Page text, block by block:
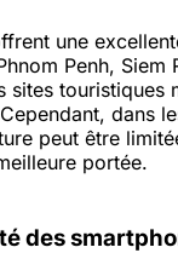
une
Penh, Siem
sites touristiques
dans
peut être
portée.
des